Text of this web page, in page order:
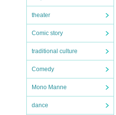
theater
Comic story
traditional culture
Comedy
Mono Manne
dance